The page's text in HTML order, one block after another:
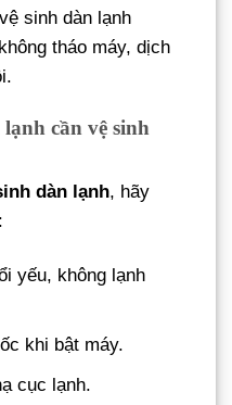
sinh dàn lạnh
tháo máy, dịch
cần vệ sinh
dàn lạnh, hãy
yếu, không lạnh
khi bật máy.
cục lạnh.